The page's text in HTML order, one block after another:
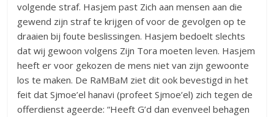
volgende straf. Hasjem past Zich aan mensen aan die
gewend zijn straf te krijgen of voor de gevolgen op te
draaien bij foute beslissingen. Hasjem bedoelt slechts
dat wij gewoon volgens Zijn Tora moeten leven. Hasjem
heeft er voor gekozen de mens niet van zijn gewoonte
los te maken. De RaMBaM ziet dit ook bevestigd in het
feit dat Sjmoe’el hanavi (profeet Sjmoe’el) zich tegen de
offerdienst ageerde: “Heeft G’d dan evenveel behagen